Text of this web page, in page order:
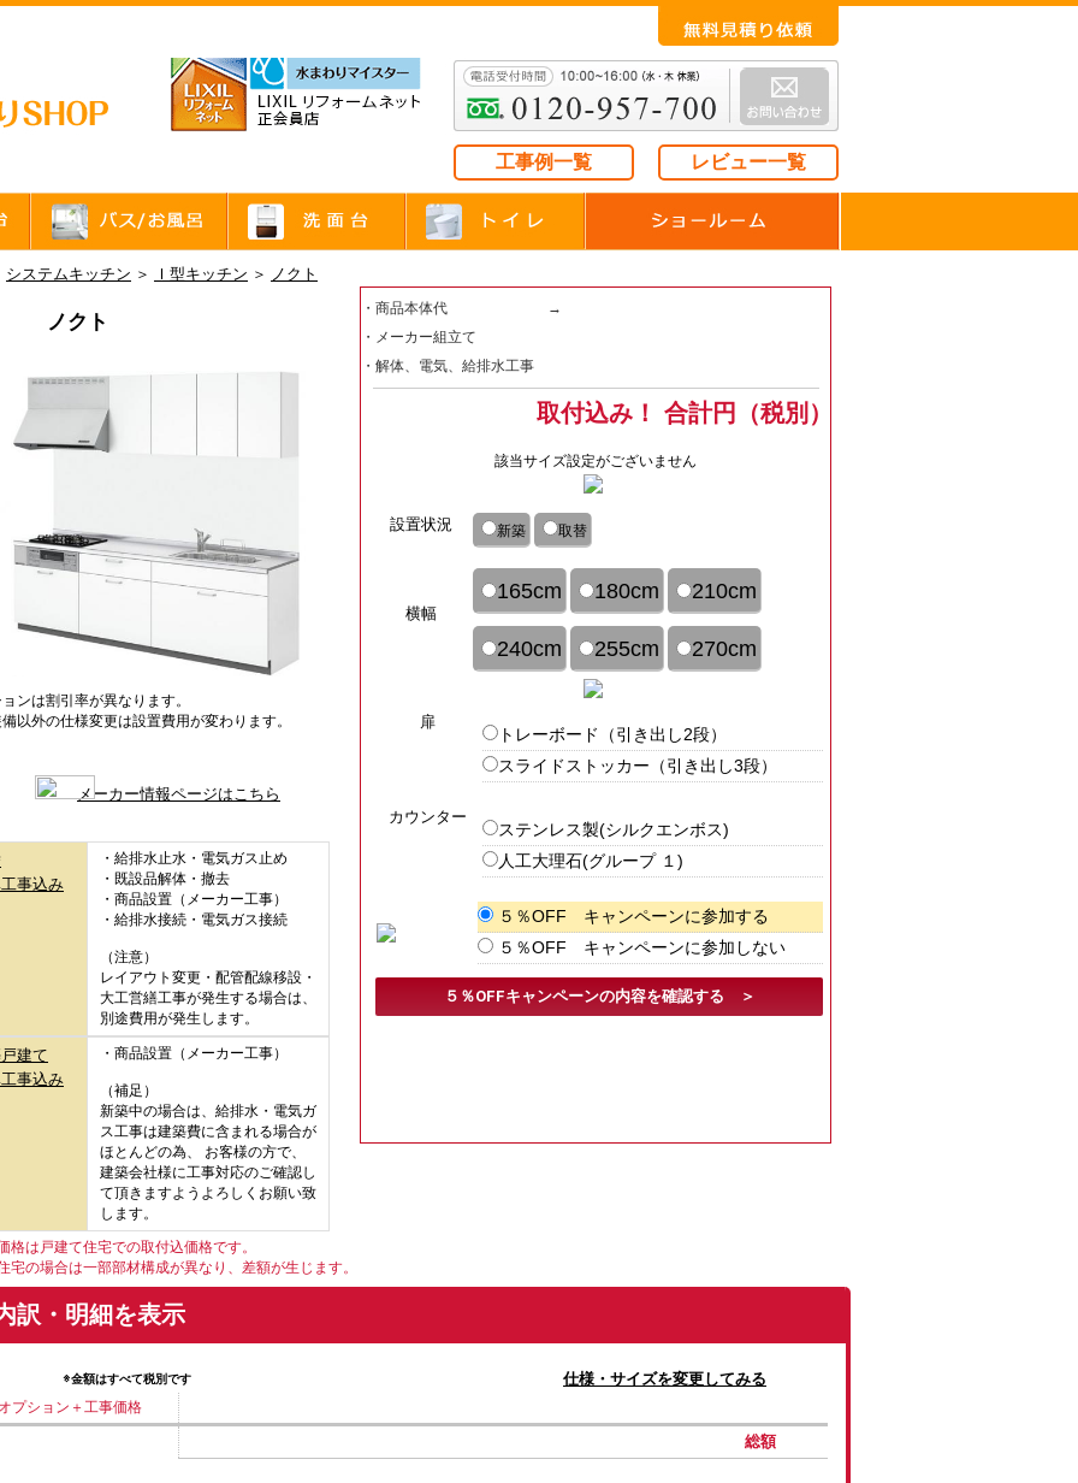
ノクト
工事例一覧 レビュー一覧
システムキッチン ＞ Ｉ型キッチン ＞ ノクト
ンは割引率が異なります。
以外の仕様変更は設置費用が変わります。
メーカー情報ページはこちら
事込み
・給排水止水・電気ガス止め
・既設品解体・撤去
・商品設置（メーカー工事）
・給排水接続・電気ガス接続
（注意）
レイアウト変更・配管配線移設・
大工営繕工事が発生する場合は、
別途費用が発生します。
建て
事込み
・商品設置（メーカー工事）
（補足）
新築中の場合は、給排水・電気ガ
ス工事は建築費に含まれる場合が
ほとんどの為、 お客様の方で、
建築会社様に工事対応のご確認し
て頂きますようよろしくお願い致
します。
格は戸建て住宅での取付込価格です。
の場合は一部部材構成が異なり、差額が生じます。
・商品本体代
→
・メーカー組立て
・解体、電気、給排水工事
取付込み！ 合計円（税別）
該当サイズ設定がございません
設置状況 新築 取替
横幅
165cm 180cm 210cm
240cm 255cm 270cm
扉
トレーボード（引き出し2段）
スライドストッカー（引き出し3段）
カウンター
ステンレス製(シルクエンボス)
人工大理石(グループ １)
５％OFF キャンペーンに参加する
５％OFF キャンペーンに参加しない
５％OFFキャンペーンの内容を確認する ＞
訳・明細を表示
※金額はすべて税別です 仕様・サイズを変更してみる
プション＋工事価格
総額